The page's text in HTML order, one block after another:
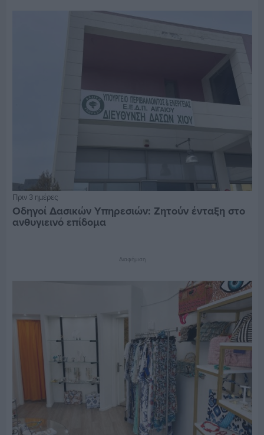
Πριν 3 ημέρες
Οδηγοί Δασικών Υπηρεσιών: Ζητούν ένταξη στο
ανθυγιεινό επίδομα
Διαφήμιση